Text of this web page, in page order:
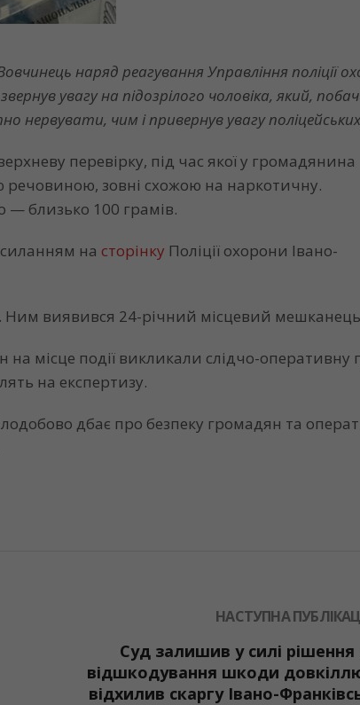
наряд реагування Управління поліції
увагу на підозрілого чоловіка, який,
нервувати, чим і привернув увагу
перевірку, під час якої у громадянина
речовиною, зовні схожою на наркотичну.
— близько 100 грамів.
насторінку Поліції охорони Івано-
Ним виявився 24-річний місцевий
на місце події викликали слідчо-оперативну
на експертизу.
дбає про безпеку громадян та
НАСТУПНА
Суд залишив у силі рішення
відшкодування шкоди
відхилив скаргу Івано-